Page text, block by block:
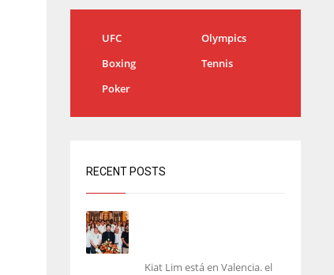
UFC
Olympics
Boxing
Tennis
Poker
RECENT POSTS
Kiat Lim está en Valencia. el